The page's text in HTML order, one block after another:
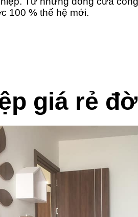
100 % thế hệ mới.
giá rẻ